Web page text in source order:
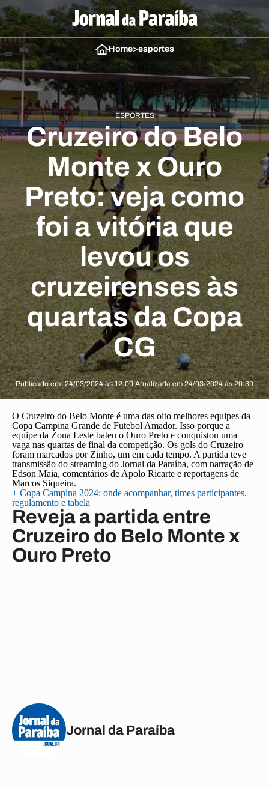
Home>esportes
ESPORTES
Cruzeiro do Belo
Monte x Ouro
Preto: veja como
foi a vitória que
levou os
cruzeirenses às
quartas da Copa
CG
Publicado em: 24/03/2024 às 12:00 Atualizada em 24/03/2024 às 20:30
O Cruzeiro do Belo Monte é uma das oito melhores equipes da
Copa Campina Grande de Futebol Amador. Isso porque a
equipe da Zona Leste bateu o Ouro Preto e conquistou uma
vaga nas quartas de final da competição. Os gols do Cruzeiro
foram marcados por Zinho, um em cada tempo. A partida teve
transmissão do streaming do Jornal da Paraíba, com narração de
Edson Maia, comentários de Apolo Ricarte e reportagens de
Marcos Siqueira.
+ Copa Campina 2024: onde acompanhar, times participantes,
regulamento e tabela
Reveja a partida entre
Cruzeiro do Belo Monte x
Ouro Preto
Jornal da Paraíba